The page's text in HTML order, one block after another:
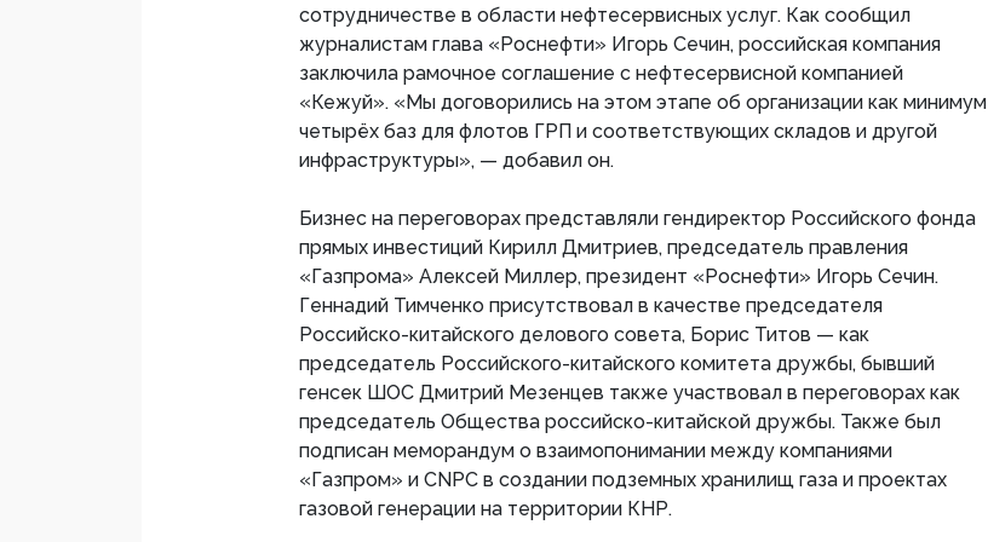
сотрудничестве в области нефтесервисных услуг. Как сообщил
журналистам глава «Роснефти» Игорь Сечин, российская компания
заключила рамочное соглашение с нефтесервисной компанией
«Кежуй». «Мы договорились на этом этапе об организации как минимум
четырёх баз для флотов ГРП и соответствующих складов и другой
инфраструктуры», — добавил он.
Бизнес на переговорах представляли гендиректор Российского фонда
прямых инвестиций Кирилл Дмитриев, председатель правления
«Газпрома» Алексей Миллер, президент «Роснефти» Игорь Сечин.
Геннадий Тимченко присутствовал в качестве председателя
Российско-китайского делового совета, Борис Титов — как
председатель Российского-китайского комитета дружбы, бывший
генсек ШОС Дмитрий Мезенцев также участвовал в переговорах как
председатель Общества российско-китайской дружбы. Также был
подписан меморандум о взаимопонимании между компаниями
«Газпром» и CNPC в создании подземных хранилищ газа и проектах
газовой генерации на территории КНР.